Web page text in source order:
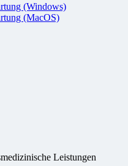
(Windows)
(MacOS)
Leistungen